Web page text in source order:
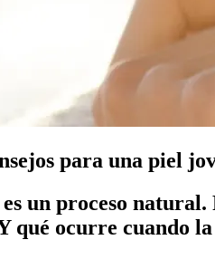
para una piel
un proceso
qué ocurre cuando